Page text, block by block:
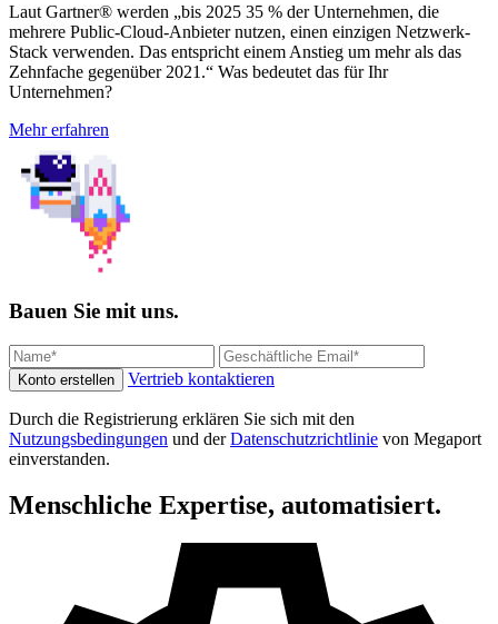
Laut Gartner® werden „bis 2025 35 % der Unternehmen, die
mehrere Public-Cloud-Anbieter nutzen, einen einzigen Netzwerk-
Stack verwenden. Das entspricht einem Anstieg um mehr als das
Zehnfache gegenüber 2021.“ Was bedeutet das für Ihr
Unternehmen?
Mehr erfahren
Bauen Sie mit uns.
Konto erstellen Vertrieb kontaktieren
Durch die Registrierung erklären Sie sich mit den
Nutzungsbedingungen und derDatenschutzrichtlinie von Megaport
einverstanden.
Menschliche Expertise, automatisiert.